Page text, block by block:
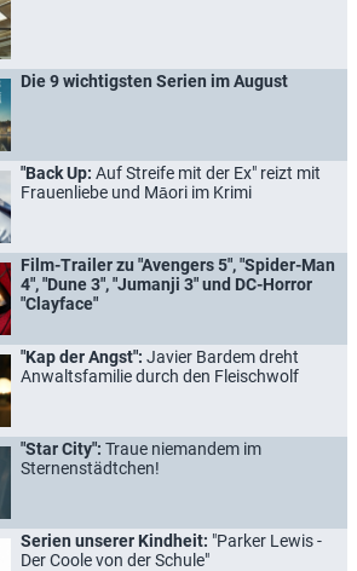
Die 9 wichtigsten Serien im August
"Back Up: Auf Streife mit der Ex" reizt mit
Frauenliebe und Māori im Krimi
Film-Trailer zu "Avengers 5", "Spider-Man
4", "Dune 3", "Jumanji 3" und DC-Horror
"Clayface"
"Kap der Angst": Javier Bardem dreht
Anwaltsfamilie durch den Fleischwolf
"Star City": Traue niemandem im
Sternenstädtchen!
Serien unserer Kindheit: "Parker Lewis -
Der Coole von der Schule"